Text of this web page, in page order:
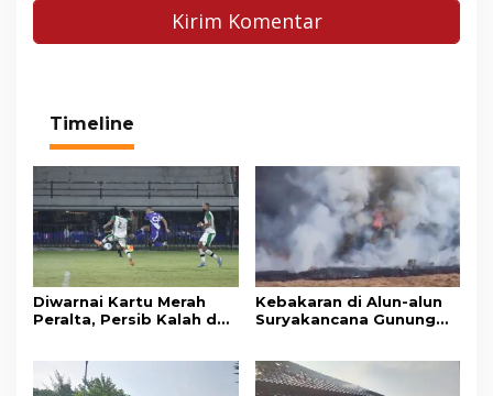
Timeline
Diwarnai Kartu Merah
Peralta, Persib Kalah dari
Kebakaran di Alun-alun
Suryakancana Gunung
Masih Bersiaga